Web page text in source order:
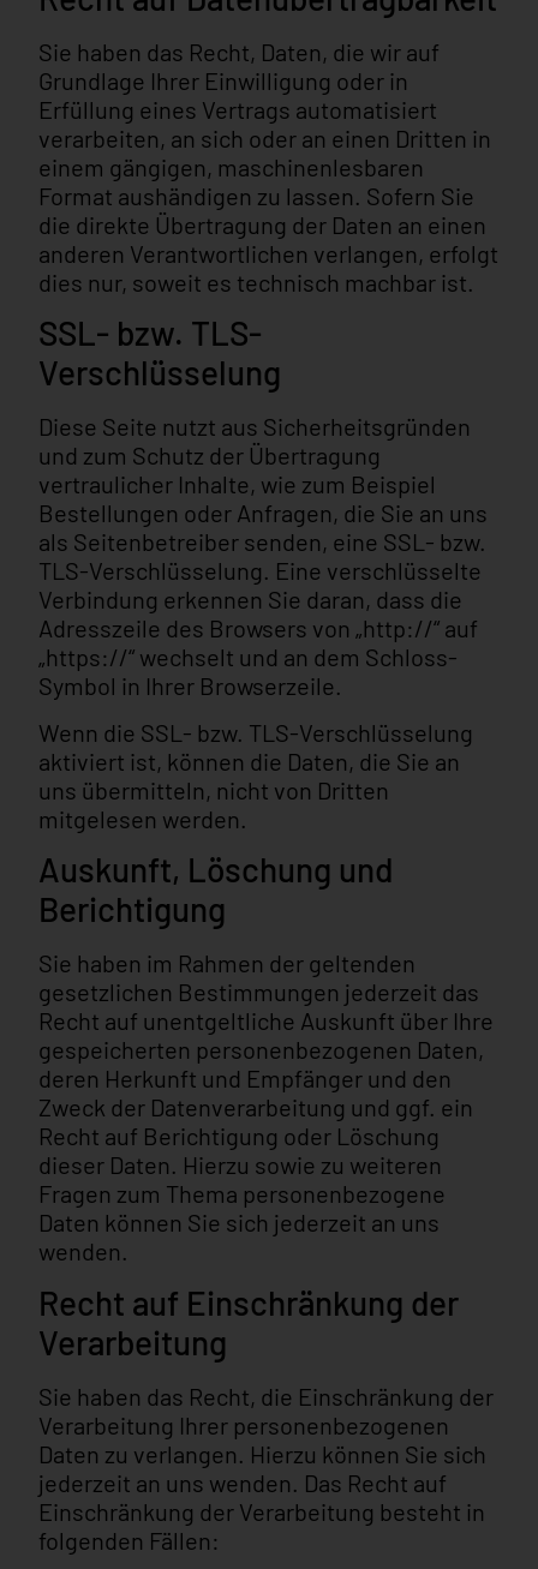
Sie haben das Recht, Daten, die wir auf
Grundlage Ihrer Einwilligung oder in
Erfüllung eines Vertrags automatisiert
verarbeiten, an sich oder an einen Dritten in
einem gängigen, maschinenlesbaren
Format aushändigen zu lassen. Sofern Sie
die direkte Übertragung der Daten an einen
anderen Verantwortlichen verlangen, erfolgt
dies nur, soweit es technisch machbar ist.
SSL- bzw. TLS-
Verschlüsselung
Diese Seite nutzt aus Sicherheitsgründen
und zum Schutz der Übertragung
vertraulicher Inhalte, wie zum Beispiel
Bestellungen oder Anfragen, die Sie an uns
als Seitenbetreiber senden, eine SSL- bzw.
TLS-Verschlüsselung. Eine verschlüsselte
Verbindung erkennen Sie daran, dass die
Adresszeile des Browsers von „http://“ auf
„https://“ wechselt und an dem Schloss-
Symbol in Ihrer Browserzeile.
Wenn die SSL- bzw. TLS-Verschlüsselung
aktiviert ist, können die Daten, die Sie an
uns übermitteln, nicht von Dritten
mitgelesen werden.
Auskunft, Löschung und
Berichtigung
Sie haben im Rahmen der geltenden
gesetzlichen Bestimmungen jederzeit das
Recht auf unentgeltliche Auskunft über Ihre
gespeicherten personenbezogenen Daten,
deren Herkunft und Empfänger und den
Zweck der Datenverarbeitung und ggf. ein
Recht auf Berichtigung oder Löschung
dieser Daten. Hierzu sowie zu weiteren
Fragen zum Thema personenbezogene
Daten können Sie sich jederzeit an uns
wenden.
Recht auf Einschränkung der
Verarbeitung
Sie haben das Recht, die Einschränkung der
Verarbeitung Ihrer personenbezogenen
Daten zu verlangen. Hierzu können Sie sich
jederzeit an uns wenden. Das Recht auf
Einschränkung der Verarbeitung besteht in
folgenden Fällen: